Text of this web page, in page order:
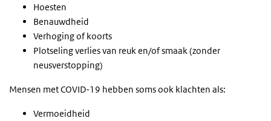
Hoesten
Benauwdheid
Verhoging of koorts
Plotseling verlies van reuk en/of smaak (zonder
neusverstopping)
Mensen met COVID-19 hebben soms ook klachten als:
Vermoeidheid